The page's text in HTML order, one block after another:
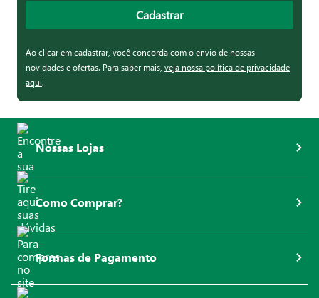
Cadastrar
Ao clicar em cadastrar, você concorda com o envio de nossas
novidades e ofertas. Para saber mais, veja nossa política de privacidade
aqui.
Nossas Lojas
Como Comprar?
Formas de Pagamento